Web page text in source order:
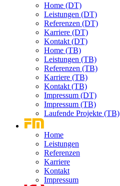
Home (DT)
Leistungen (DT)
Referenzen (DT)
Karriere (DT)
Kontakt (DT)
Home (TB)
Leistungen (TB)
Referenzen (TB)
Karriere (TB)
Kontakt (TB)
Impressum (DT)
Impressum (TB)
Laufende Projekte (TB)
Home
Leistungen
Referenzen
Karriere
Kontakt
Impressum